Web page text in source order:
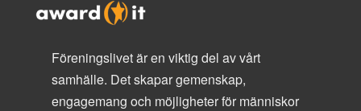
Föreningslivet är en viktig del av vårt
samhälle. Det skapar gemenskap,
engagemang och möjligheter för människor